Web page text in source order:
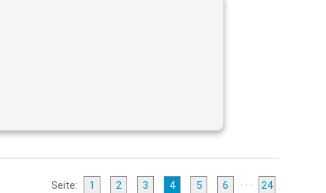
Seite: 1 2 3 4 5 6 · · · 24